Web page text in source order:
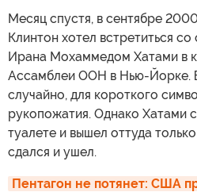
Месяц спустя, в сентябре
Клинтон хотел встретиться
Ирана Мохаммедом Хатами в
Ассамблеи ООН в Нью-Йорке.
случайно, для короткого
рукопожатия. Однако Хатами
туалете и вышел оттуда
сдался и ушел.
Пентагон не потянет: США